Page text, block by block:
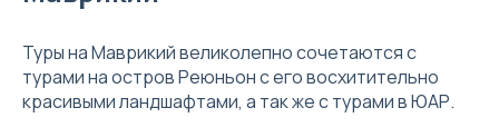
Туры на Маврикий великолепно сочетаются с
турами на остров Реюньон с его восхитительно
красивыми ландшафтами, а так же с турами в ЮАР.